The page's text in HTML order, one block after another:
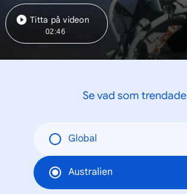
Titta på videon
02:46
Se vad som trendade
Global
Australien